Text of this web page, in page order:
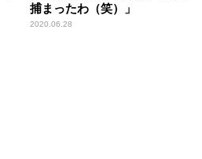
捕まったわ（笑）」
2020.06.28